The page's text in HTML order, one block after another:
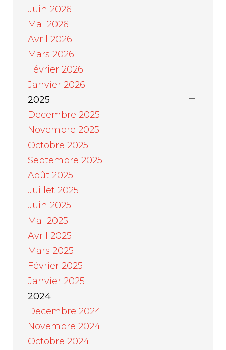
Juin 2026
Mai 2026
Avril 2026
Mars 2026
Février 2026
Janvier 2026
2025
Decembre 2025
Novembre 2025
Octobre 2025
Septembre 2025
Août 2025
Juillet 2025
Juin 2025
Mai 2025
Avril 2025
Mars 2025
Février 2025
Janvier 2025
2024
Decembre 2024
Novembre 2024
Octobre 2024